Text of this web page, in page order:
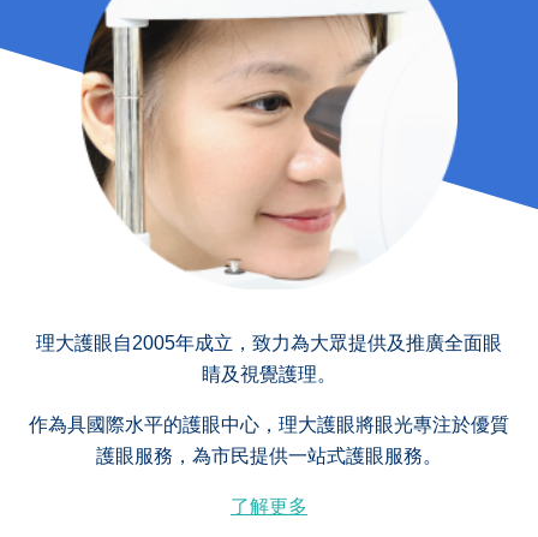
理大護眼自2005年成立，致力為大眾提供及推廣全面眼
睛及視覺護理。
作為具國際水平的護眼中心，理大護眼將眼光專注於優質
護眼服務，為市民提供一站式護眼服務。
了解更多